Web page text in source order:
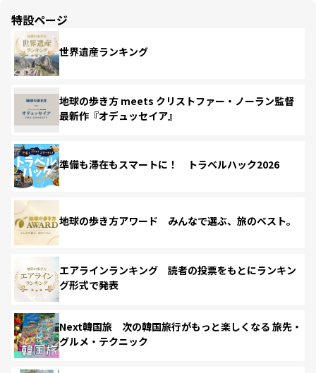
特設ページ
世界遺産ランキング
地球の歩き方 meets クリストファー・ノーラン監督
最新作『オデュッセイア』
準備も滞在もスマートに！ トラベルハック2026
地球の歩き方アワード みんなで選ぶ、旅のベスト。
エアラインランキング 読者の投票をもとにランキン
グ形式で発表
Next韓国旅 次の韓国旅行がもっと楽しくなる 旅先・
グルメ・テクニック